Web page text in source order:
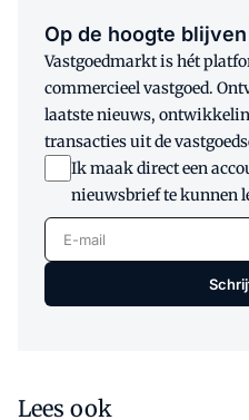
Op de hoogte
Vastgoedmarkt is hét
commercieel vastgoed.
laatste nieuws,
transacties uit de
Ik maak direct een
nieuwsbrief te kunnen
E-mail
Lees ook